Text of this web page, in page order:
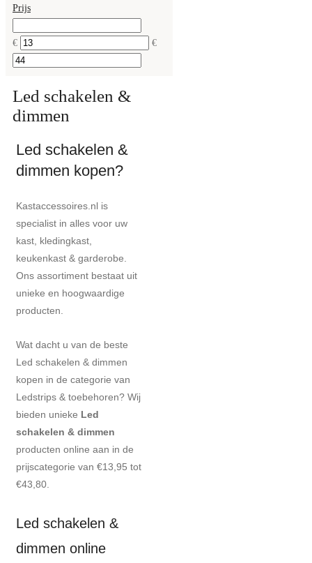
Prijs
€ €
Led schakelen &
dimmen
Led schakelen &
dimmen kopen?
Kastaccessoires.nl is
specialist in alles voor uw
kast, kledingkast,
keukenkast & garderobe.
Ons assortiment bestaat uit
unieke en hoogwaardige
producten.
Wat dacht u van de beste
Led schakelen & dimmen
kopen in de categorie van
Ledstrips & toebehoren? Wij
bieden unieke Led
schakelen & dimmen
producten online aan in de
prijscategorie van €13,95 tot
€43,80.
Led schakelen &
dimmen online